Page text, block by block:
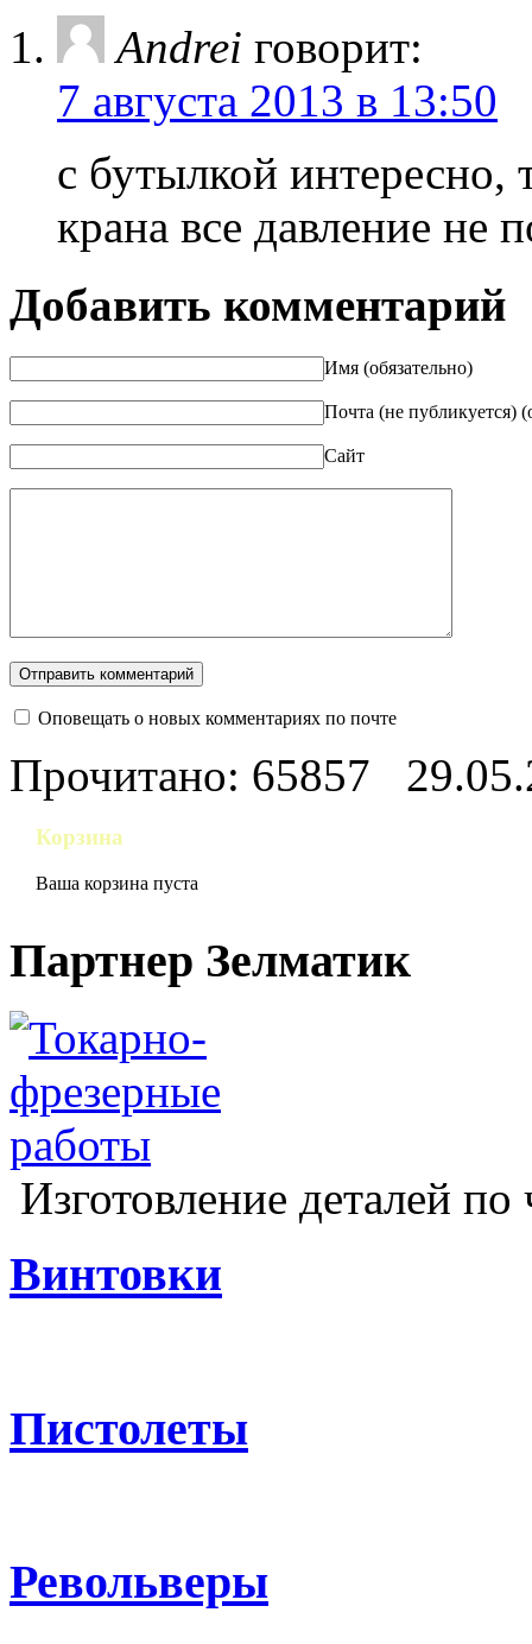
Andrei говорит:
7 августа 2013 в 13:50
с бутылкой
крана все давление не
Добавить комментарий
Имя (обязательно)
Почта (не публикуется)
Сайт
Оповещать о новых комментариях по почте
Прочитано: 65857
Корзина
Ваша корзина пуста
Партнер Зелматик
Изготовление деталей
Винтовки
Пистолеты
Револьверы